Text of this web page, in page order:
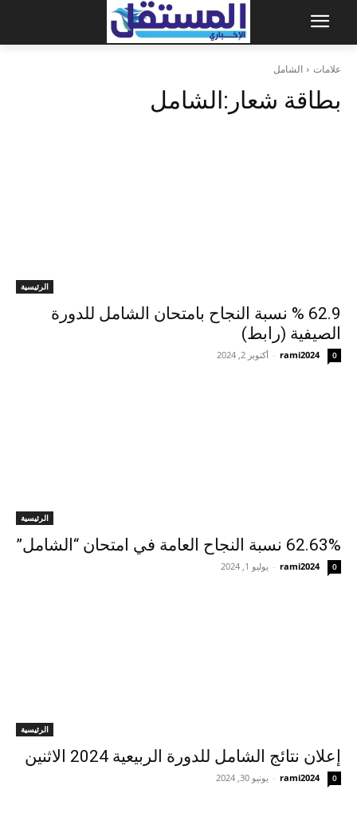
علامات الشامل
بطاقة شعار:الشامل
الرئيسية
62.9 % نسبة النجاح بامتحان الشامل للدورة
الصيفية (رابط)
rami2024
- أكتوبر 2, 2024 0
الرئيسية
62.63% نسبة النجاح العامة في امتحان “الشامل”
rami2024
- يوليو 1, 2024 0
الرئيسية
إعلان نتائج الشامل للدورة الربيعية 2024 الاثنين
rami2024
- يونيو 30, 2024 0